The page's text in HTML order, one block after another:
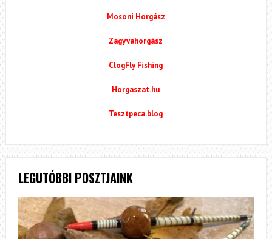
Mosoni Horgász
Zagyvahorgász
ClogFly Fishing
Horgaszat.hu
Tesztpeca.blog
LEGUTÓBBI POSZTJAINK